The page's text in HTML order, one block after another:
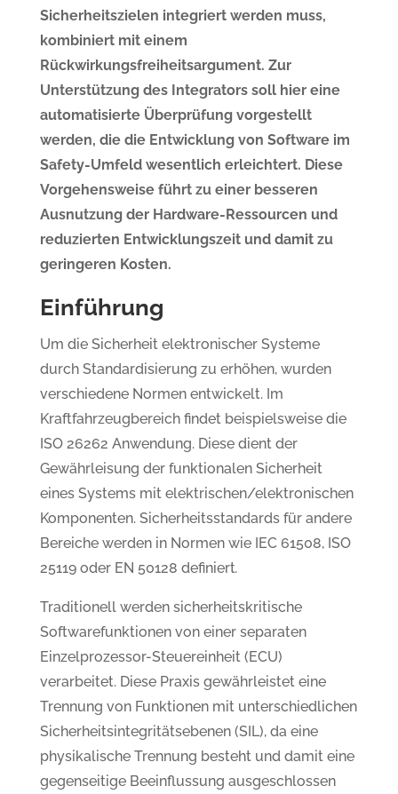
Sicherheitszielen integriert werden muss,
kombiniert mit einem
Rückwirkungsfreiheitsargument. Zur
Unterstützung des Integrators soll hier eine
automatisierte Überprüfung vorgestellt
werden, die die Entwicklung von Software im
Safety-Umfeld wesentlich erleichtert. Diese
Vorgehensweise führt zu einer besseren
Ausnutzung der Hardware-Ressourcen und
reduzierten Entwicklungszeit und damit zu
geringeren Kosten.
Einführung
Um die Sicherheit elektronischer Systeme
durch Standardisierung zu erhöhen, wurden
verschiedene Normen entwickelt. Im
Kraftfahrzeugbereich findet beispielsweise die
ISO 26262 Anwendung. Diese dient der
Gewährleisung der funktionalen Sicherheit
eines Systems mit elektrischen/elektronischen
Komponenten. Sicherheitsstandards für andere
Bereiche werden in Normen wie IEC 61508, ISO
25119 oder EN 50128 definiert.
Traditionell werden sicherheitskritische
Softwarefunktionen von einer separaten
Einzelprozessor-Steuereinheit (ECU)
verarbeitet. Diese Praxis gewährleistet eine
Trennung von Funktionen mit unterschiedlichen
Sicherheitsintegritätsebenen (SIL), da eine
physikalische Trennung besteht und damit eine
gegenseitige Beeinflussung ausgeschlossen